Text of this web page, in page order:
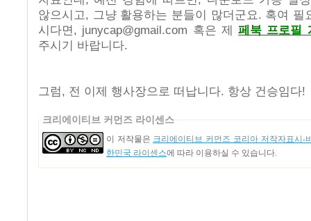
않으시고, 그냥 활용하는 분들이 많더군요. 혹여 필
시다면, junycap@gmail.com 혹은 제페북 프로필
주시기 바랍니다.
그럼, 전 이제 행사장으로 떠납니다. 항상 건승임다!
크리에이티브 커먼즈 라이센스
이 저작물은 크리에이티브 커먼즈 코리아 저작자표시-
한민국 라이센스에 따라 이용하실 수 있습니다.